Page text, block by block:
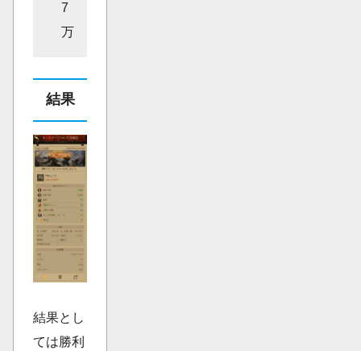
7
万
結果
結果とし
ては勝利